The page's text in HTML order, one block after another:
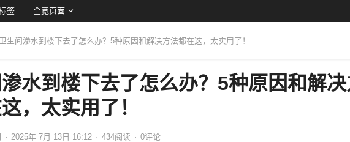
签 全宽页面
生间渗水到楼下去了怎么办？5种原因和解决方法都在这，太实用了！
水到楼下去了怎么办？5种原因和解
，太实用了！
· 2025年 7月 13日 16:12 · 434阅读 · 0评论